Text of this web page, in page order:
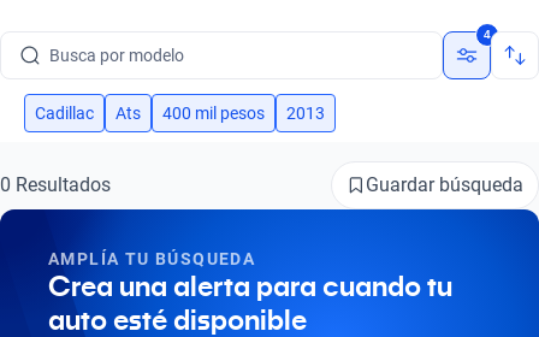
Busca por modelo
Busca por versión
Busca por marca
Busca por modelo
Busca por versión
4
Cadillac Ats 400 mil pesos 2013
0 Resultados Guardar búsqueda
AMPLÍA TU BÚSQUEDA
Crea una alerta para cuando tu
auto esté disponible